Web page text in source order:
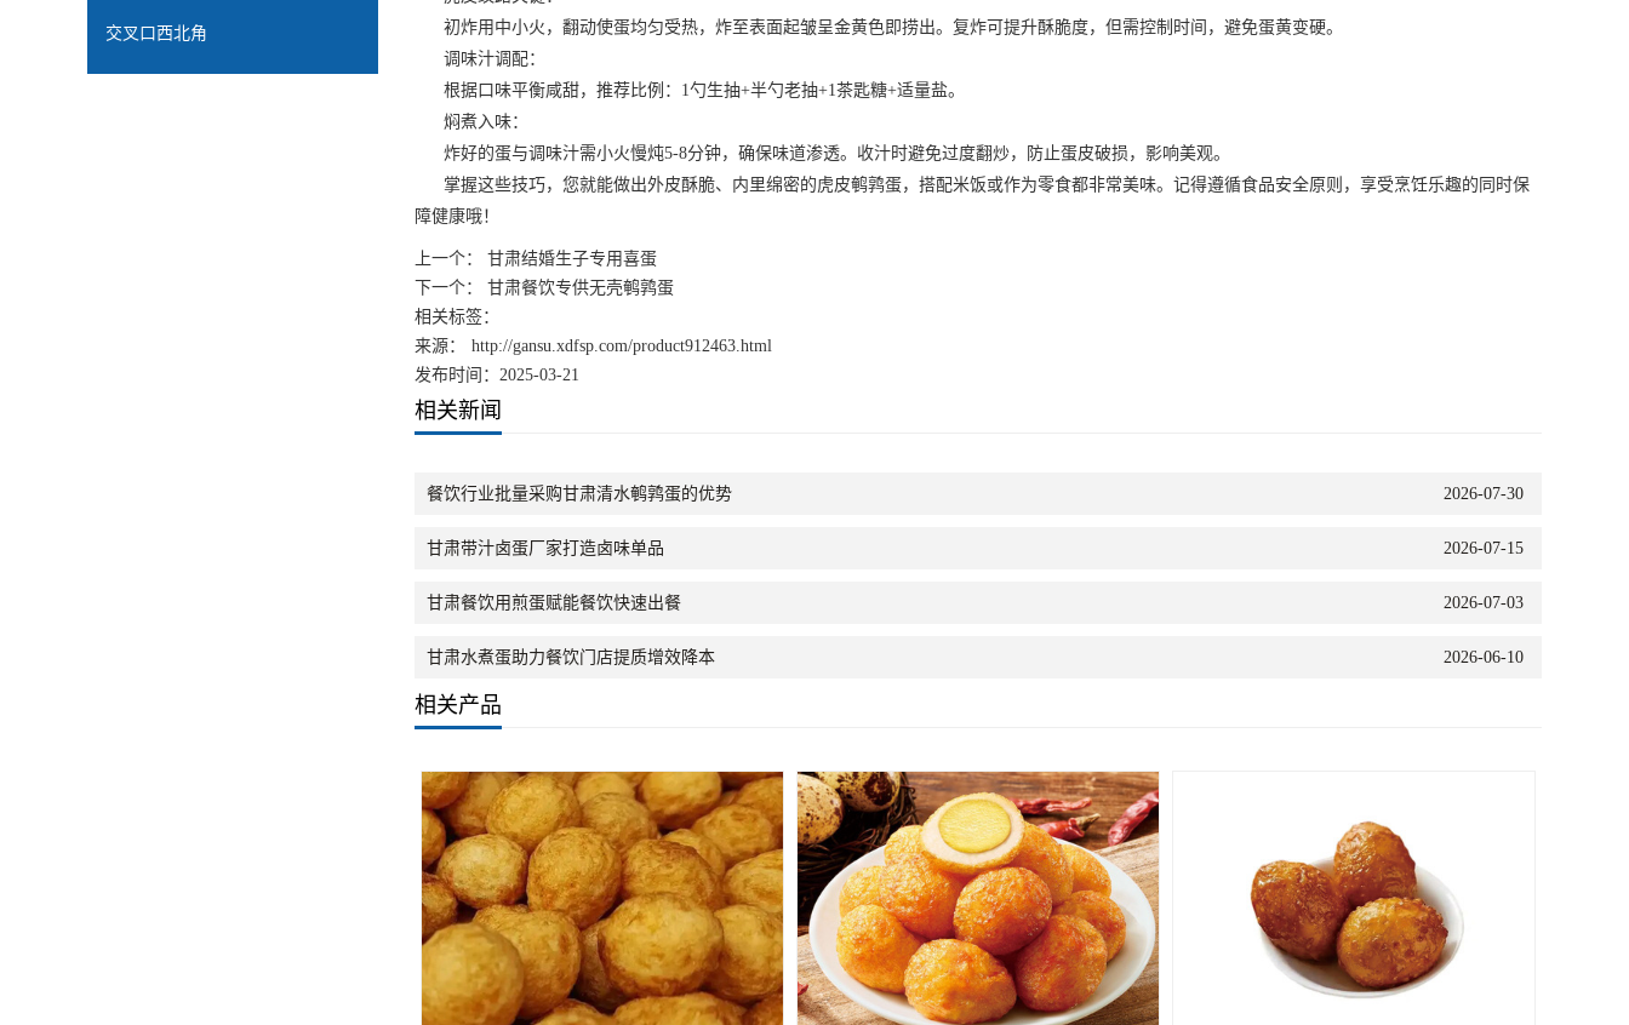
交叉口西北角
初炸用中小火，翻动使蛋均匀受热，炸至表面起皱呈金黄色即捞出。复炸可提升酥脆度，但需控制时间，避免蛋黄变硬。
调味汁调配：
根据口味平衡咸甜，推荐比例：1勺生抽+半勺老抽+1茶匙糖+适量盐。
焖煮入味：
炸好的蛋与调味汁需小火慢炖5-8分钟，确保味道渗透。收汁时避免过度翻炒，防止蛋皮破损，影响美观。
掌握这些技巧，您就能做出外皮酥脆、内里绵密的虎皮鹌鹑蛋，搭配米饭或作为零食都非常美味。记得遵循食品安全原则，享受烹饪乐趣的同时保
障健康哦！
上一个：
甘肃结婚生子专用喜蛋
下一个：
甘肃餐饮专供无壳鹌鹑蛋
相关标签：
来源：
http://gansu.xdfsp.com/product912463.html
发布时间：2025-03-21
相关新闻
2026-07-30
餐饮行业批量采购甘肃清水鹌鹑蛋的优势
2026-07-15
甘肃带汁卤蛋厂家打造卤味单品
2026-07-03
甘肃餐饮用煎蛋赋能餐饮快速出餐
2026-06-10
甘肃水煮蛋助力餐饮门店提质增效降本
相关产品